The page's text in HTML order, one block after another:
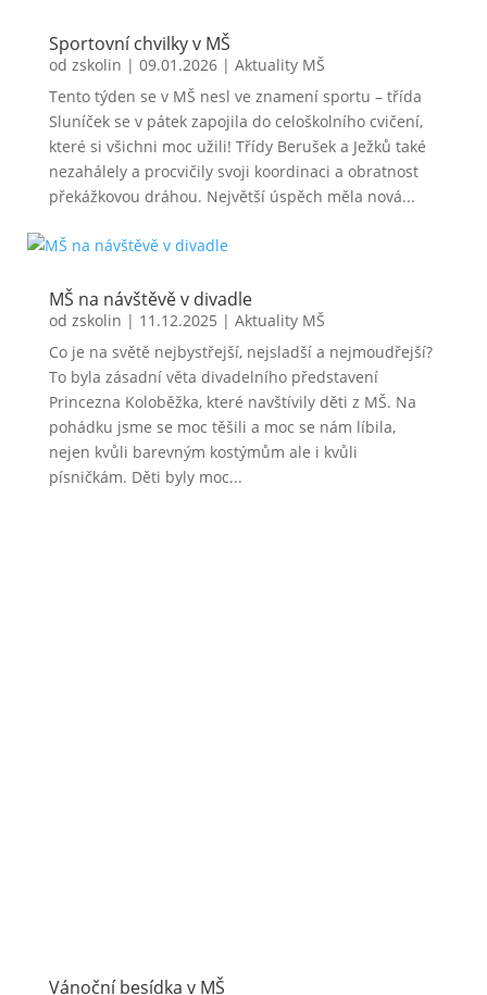
Sportovní chvilky v MŠ
od zskolin | 09.01.2026| Aktuality MŠ
Tento týden se v MŠ nesl ve znamení sportu – třída
Sluníček se v pátek zapojila do celoškolního cvičení,
které si všichni moc užili! Třídy Berušek a Ježků také
nezahálely a procvičily svoji koordinaci a obratnost
překážkovou dráhou. Největší úspěch měla nová...
MŠ na návštěvě v divadle
od zskolin | 11.12.2025 | Aktuality MŠ
Co je na světě nejbystřejší, nejsladší a nejmoudřejší?
To byla zásadní věta divadelního představení
Princezna Koloběžka, které navštívily děti z MŠ. Na
pohádku jsme se moc těšili a moc se nám líbila,
nejen kvůli barevným kostýmům ale i kvůli
písničkám. Děti byly moc...
Vánoční besídka v MŠ